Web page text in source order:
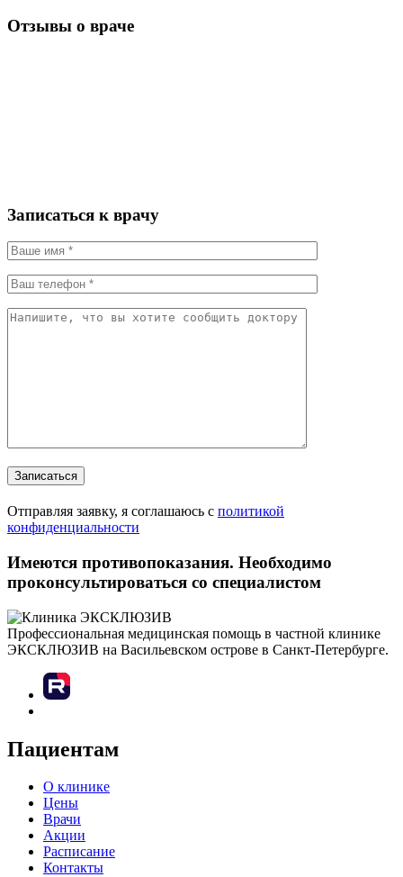
Отзывы о враче
Записаться к врачу
Записаться
Отправляя заявку, я соглашаюсь с политикой
конфиденциальности
Имеются противопоказания. Необходимо
проконсультироваться со специалистом
Профессиональная медицинская помощь в частной клинике
ЭКСКЛЮЗИВ на Васильевском острове в Санкт-Петербурге.
Пациентам
О клинике
Цены
Врачи
Акции
Расписание
Контакты